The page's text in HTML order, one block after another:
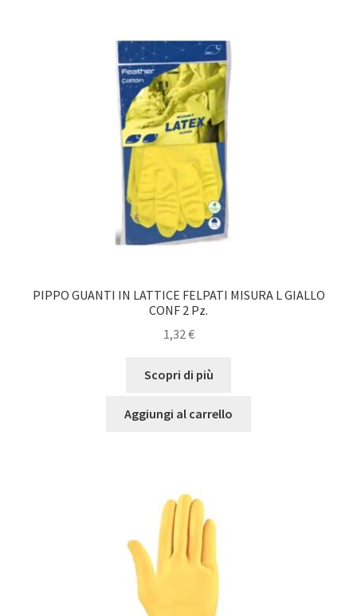
PIPPO GUANTI IN LATTICE FELPATI MISURA L GIALLO
CONF 2 Pz.
1,32€
Scopri di più
Aggiungi al carrello